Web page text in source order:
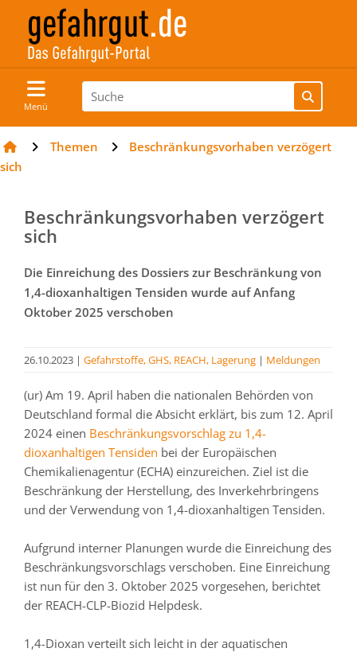
Menü
Themen
Beschränkungsvorhaben verzögert
sich
Beschränkungsvorhaben verzögert
sich
Die Einreichung des Dossiers zur Beschränkung von
1,4-dioxanhaltigen Tensiden wurde auf Anfang
Oktober 2025 verschoben
26.10.2023 | Gefahrstoffe, GHS, REACH, Lagerung | Meldungen
(ur) Am 19. April haben die nationalen Behörden von
Deutschland formal die Absicht erklärt, bis zum 12. April
2024 einen Beschränkungsvorschlag zu 1,4-
dioxanhaltigen Tensiden bei der Europäischen
Chemikalienagentur (ECHA) einzureichen. Ziel ist die
Beschränkung der Herstellung, des Inverkehrbringens
und der Verwendung von 1,4-dioxanhaltigen Tensiden.
Aufgrund interner Planungen wurde die Einreichung des
Beschränkungsvorschlags verschoben. Eine Einreichung
ist nun für den 3. Oktober 2025 vorgesehen, berichtet
der REACH-CLP-Biozid Helpdesk.
1,4-Dioxan verteilt sich leicht in der aquatischen